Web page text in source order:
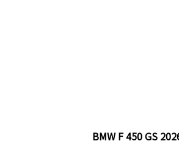
BMW F 450 GS